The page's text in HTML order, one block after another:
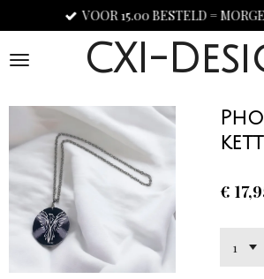
direct
naar
CXI-
VOOR 15.00 BESTELD =
€